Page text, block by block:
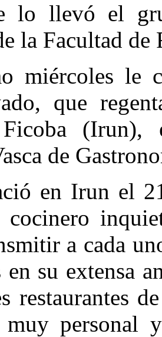
lo llevó el
la Facultad de
miércoles le
que
Ficoba (Irun),
de
en Irun el
cocinero
a cada
su extensa
restaurantes
muy personal